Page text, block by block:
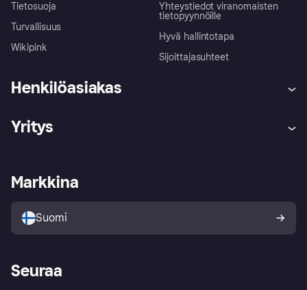
Tietosuoja
Turvallisuus
Wikipink
Yhteystiedot viranomaisten
tietopyynnöille
Hyvä hallintotapa
Sijoittajasuhteet
Henkilöasiakas
Ohje
Kirjaudu sisään
Tutustu kauppoihin
Ostajan turva
Yritys
Kirjaudu sisään yrityksenä
Markkina
Suomi
Seuraa